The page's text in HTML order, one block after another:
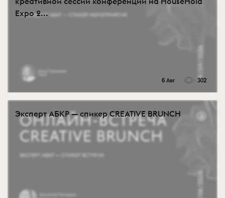
Expo 2...
6 Авг 302
Эксперт АБКР — спикер CREATIVE BRUNCH